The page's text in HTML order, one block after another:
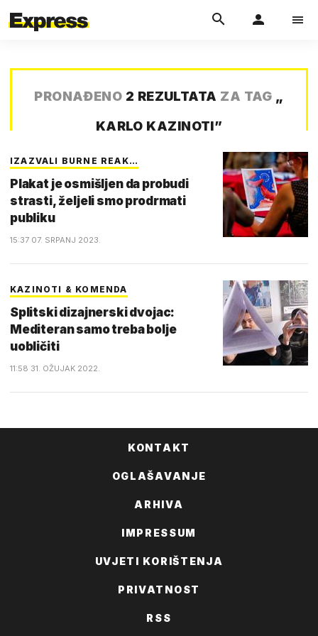
PRONAĐENO 2 REZULTATA ZA TAG „
KARLO KAZINOTI”
IZAZVALI BURNE REAK…
Plakat je osmišljen da probudi
strasti, željeli smo prodrmati
publiku
15:37 07. SRPANJ 2023.
KAZINOTI & KOMENDA
Splitski dizajnerski dvojac:
Mediteran samo treba bolje
uobličiti
11:58 31. OŽUJAK 2022.
KONTAKT
OGLAŠAVANJE
ARHIVA
IMPRESSUM
UVJETI KORIŠTENJA
PRIVATNOST
RSS